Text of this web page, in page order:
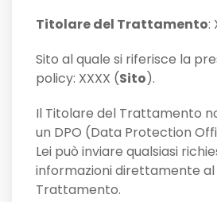
Titolare del Trattamento:
Sito al quale si riferisce la
policy: XXXX (Sito).
Il Titolare del Trattamento
un DPO (Data Protection
Lei può inviare qualsiasi
informazioni direttamente
Trattamento.